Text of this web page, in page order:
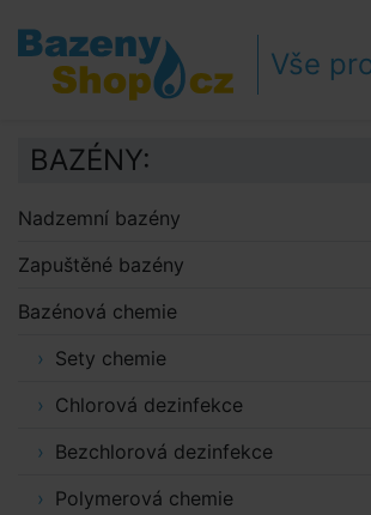
Přejít na obsah
Přejít k postrannímu sloupci
Klávesové zkratky
Vše
BAZÉNY:
Nadzemní bazény
Zapuštěné bazény
Bazénová chemie
Sety chemie
Chlorová dezinfekce
Bezchlorová dezinfekce
Polymerová chemie